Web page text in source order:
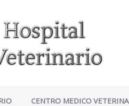
CENTRO MEDICO